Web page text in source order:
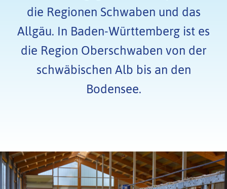
die Regionen Schwaben und das
Allgäu. In Baden-Württemberg ist es
die Region Oberschwaben von der
schwäbischen Alb bis an den
Bodensee.